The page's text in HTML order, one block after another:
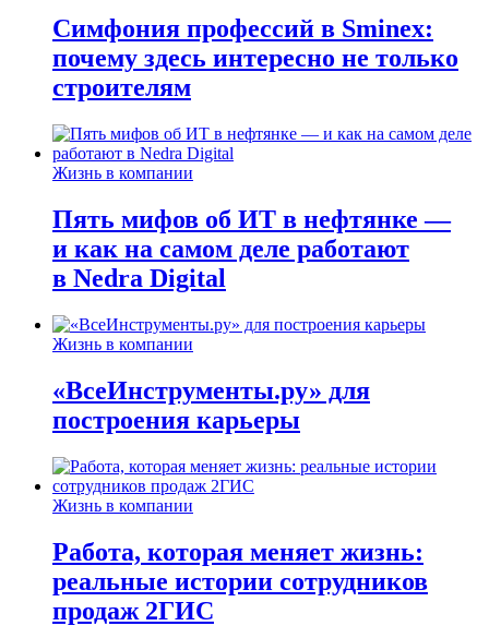
Симфония профессий в Sminex:
почему здесь интересно не только
строителям
Жизнь в компании
Пять мифов об ИТ в нефтянке —
и как на самом деле работают
в Nedra Digital
Жизнь в компании
«ВсеИнструменты.ру» для
построения карьеры
Жизнь в компании
Работа, которая меняет жизнь:
реальные истории сотрудников
продаж 2ГИС